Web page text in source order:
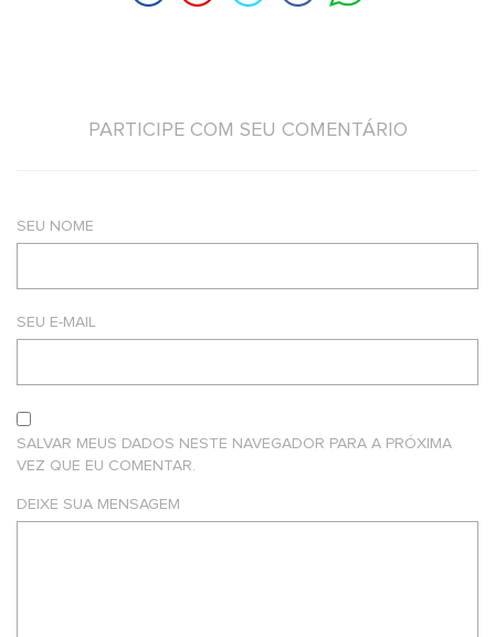
PARTICIPE COM SEU COMENTÁRIO
SEU NOME
SEU E-MAIL
SALVAR MEUS DADOS NESTE NAVEGADOR PARA A PRÓXIMA
VEZ QUE EU COMENTAR.
DEIXE SUA MENSAGEM